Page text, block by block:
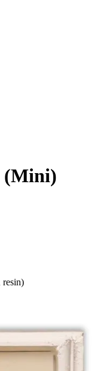
(Mini)
resin)